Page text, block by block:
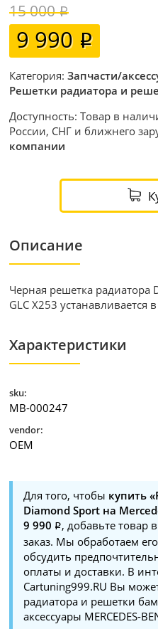
15 000
9 990
Категория:Запчасти/
Решетки радиатора и
Доступность: Товар в
России, СНГ и ближнего
компании
Описание
Черная решетка радиатора
GLC X253 устанавливается
Характеристики
sku:
MB-000247
vendor:
OEM
Для того, чтобы купить
Diamond Sport на
9 990
, добавьте товар
заказ. Мы обработаем
обсудить
оплаты и доставки. В
Cartuning999.RU Вы
радиатора и решетки
аксессуары MERCEDES-